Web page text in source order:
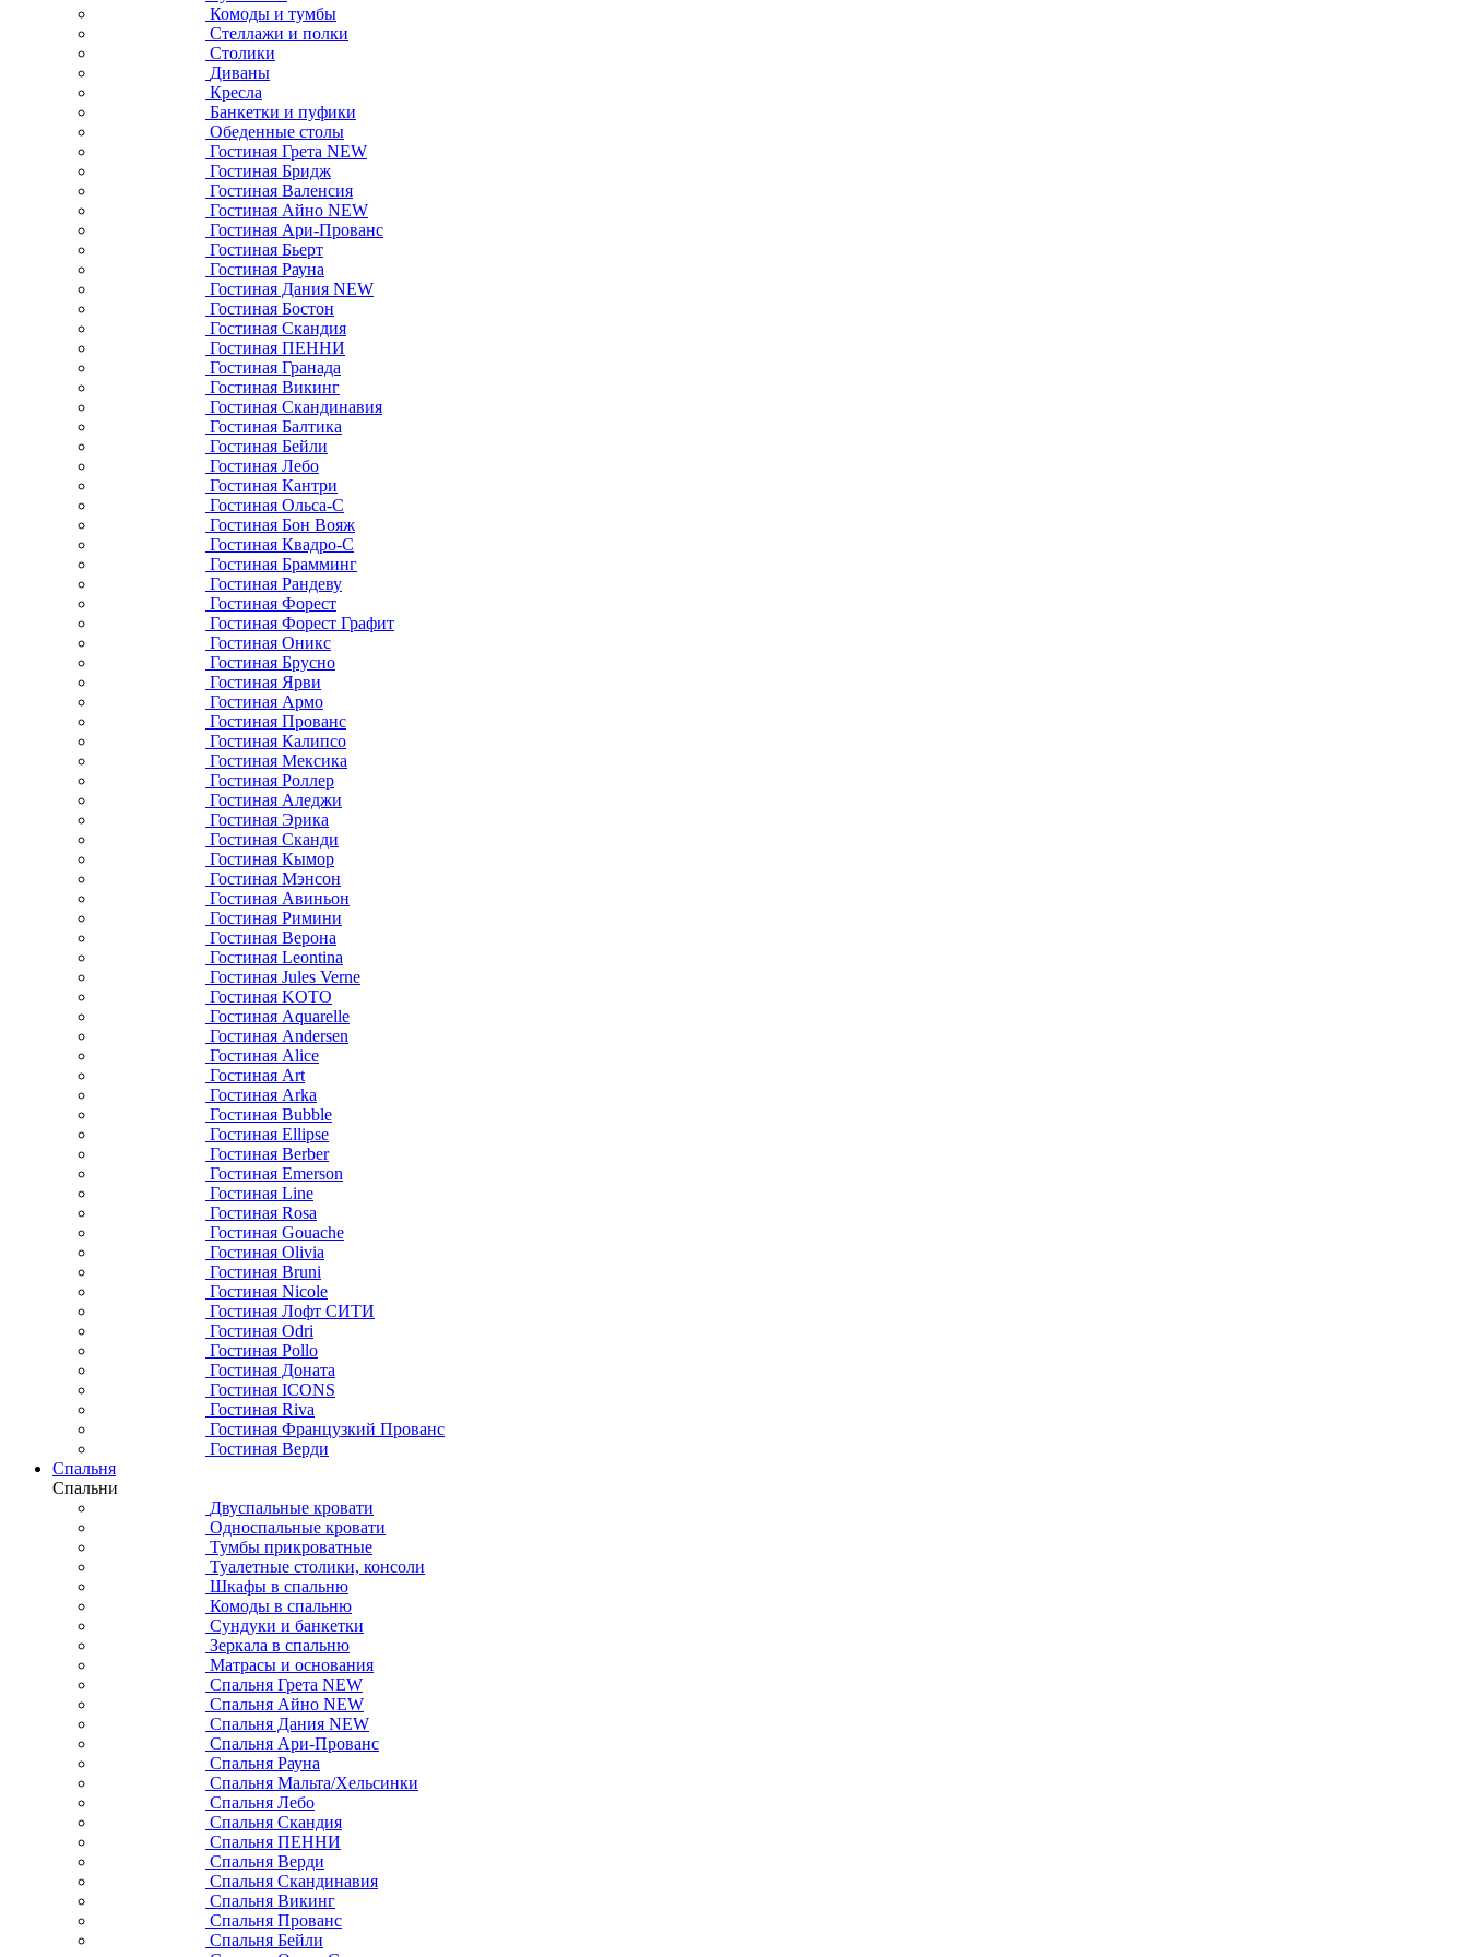
Комоды и тумбы
Стеллажи и полки
Столики
Диваны
Кресла
Банкетки и пуфики
Обеденные столы
Гостиная Грета NEW
Гостиная Бридж
Гостиная Валенсия
Гостиная Айно NEW
Гостиная Ари-Прованс
Гостиная Бьерт
Гостиная Рауна
Гостиная Дания NEW
Гостиная Бостон
Гостиная Скандия
Гостиная ПЕННИ
Гостиная Гранада
Гостиная Викинг
Гостиная Скандинавия
Гостиная Балтика
Гостиная Бейли
Гостиная Лебо
Гостиная Кантри
Гостиная Ольса-С
Гостиная Бон Вояж
Гостиная Квадро-С
Гостиная Брамминг
Гостиная Рандеву
Гостиная Форест
Гостиная Форест Графит
Гостиная Оникс
Гостиная Брусно
Гостиная Ярви
Гостиная Армо
Гостиная Прованс
Гостиная Калипсо
Гостиная Мексика
Гостиная Роллер
Гостиная Аледжи
Гостиная Эрика
Гостиная Сканди
Гостиная Кымор
Гостиная Мэнсон
Гостиная Авиньон
Гостиная Римини
Гостиная Верона
Гостиная Leontina
Гостиная Jules Verne
Гостиная KOTO
Гостиная Aquarelle
Гостиная Andersen
Гостиная Alice
Гостиная Art
Гостиная Arka
Гостиная Bubble
Гостиная Ellipse
Гостиная Berber
Гостиная Emerson
Гостиная Line
Гостиная Rosa
Гостиная Gouache
Гостиная Olivia
Гостиная Bruni
Гостиная Nicole
Гостиная Лофт СИТИ
Гостиная Odri
Гостиная Pollo
Гостиная Доната
Гостиная ICONS
Гостиная Riva
Гостиная Французкий Прованс
Гостиная Верди
Спальня
Спальни
Двуспальные кровати
Односпальные кровати
Тумбы прикроватные
Туалетные столики, консоли
Шкафы в спальню
Комоды в спальню
Сундуки и банкетки
Зеркала в спальню
Матрасы и основания
Спальня Грета NEW
Спальня Айно NEW
Спальня Дания NEW
Спальня Ари-Прованс
Спальня Рауна
Спальня Мальта/Хельсинки
Спальня Лебо
Спальня Скандия
Спальня ПЕННИ
Спальня Верди
Спальня Скандинавия
Спальня Викинг
Спальня Прованс
Спальня Бейли